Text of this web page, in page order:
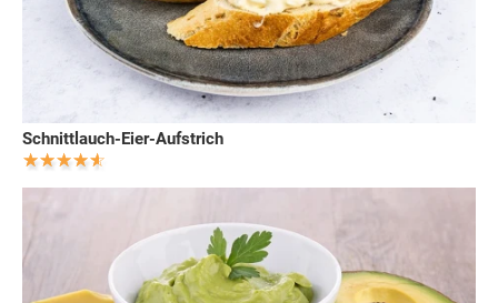
Schnittlauch-Eier-Aufstrich